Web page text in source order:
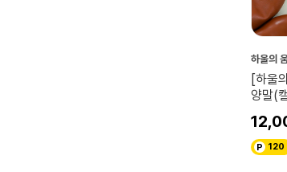
하울의
[하울
양말(
120